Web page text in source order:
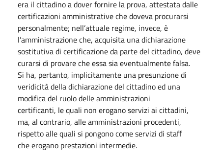
era il cittadino a dover fornire la prova, attestata dalle
certificazioni amministrative che doveva procurarsi
personalmente; nell’attuale regime, invece, è
l’amministrazione che, acquisita una dichiarazione
sostitutiva di certificazione da parte del cittadino, deve
curarsi di provare che essa sia eventualmente falsa.
Si ha, pertanto, implicitamente una presunzione di
veridicità della dichiarazione del cittadino ed una
modifica del ruolo delle amministrazioni
certificanti, le quali non erogano servizi ai cittadini,
ma, al contrario, alle amministrazioni procedenti,
rispetto alle quali si pongono come servizi di staff
che erogano prestazioni intermedie.